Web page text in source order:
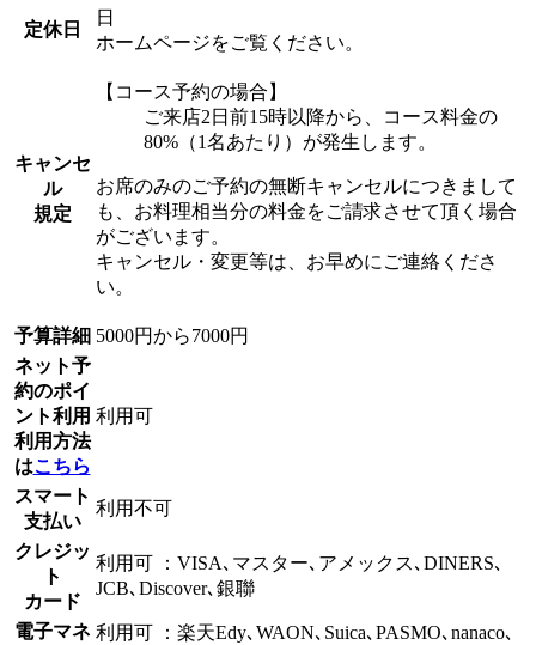
定休日
日
ホームページをご覧ください。
キャンセ
ル
規定
【コース予約の場合】
ご来店2日前15時以降から、コース料金の
80%（1名あたり）が発生します。
お席のみのご予約の無断キャンセルにつきまして
も、お料理相当分の料金をご請求させて頂く場合
がございます。
キャンセル・変更等は、お早めにご連絡くださ
い。
予算詳細 5000円から7000円
ネット予
約のポイ
ント利用
利用方法
はこちら
利用可
スマート
支払い
利用不可
クレジッ
ト
カード
利用可 ：VISA､マスター､アメックス､DINERS､
JCB､Discover､銀聯
電子マネ 利用可 ：楽天Edy､WAON､Suica､PASMO､nanaco､